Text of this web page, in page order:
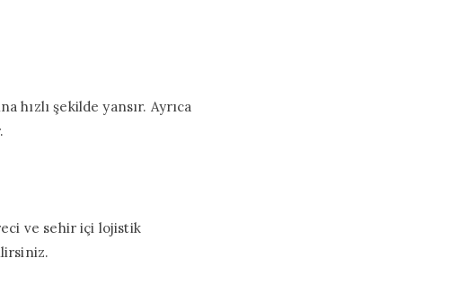
hızlı şekilde yansır. Ayrıca
ve sehir içi lojistik